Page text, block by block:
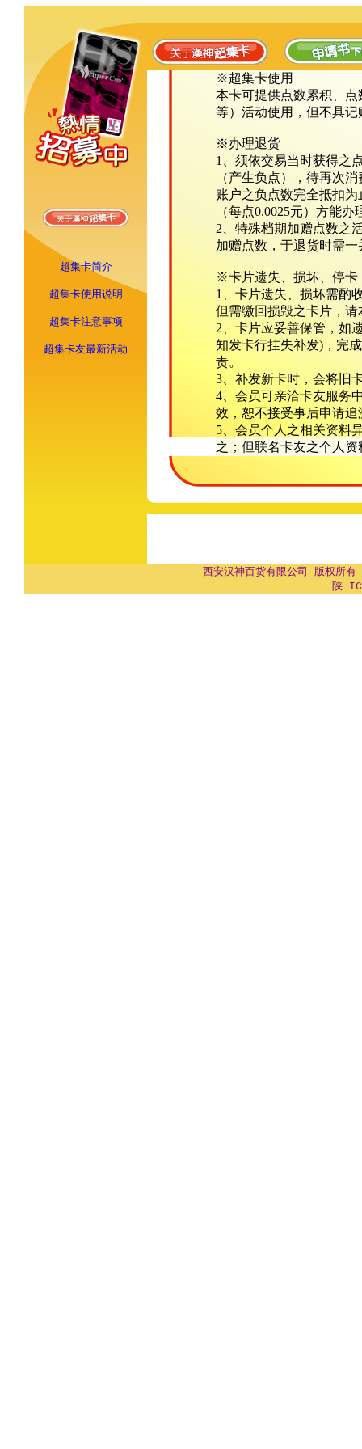
超集卡简介
超集卡使用说明
超集卡注意事项
超集卡友最新活动
※超集卡使用
本卡可提供点数累积、
等）活动使用，但不具
※办理退货
1、须依交易当时获得之
（产生负点），待再次
账户之负点数完全抵扣
（每点0.0025元）方能办
2、特殊档期加赠点数之
加赠点数，于退货时需
※卡片遗失、损坏、停卡
1、卡片遗失、损坏需酌
但需缴回损毁之卡片，
2、卡片应妥善保管，如
知发卡行挂失补发)，完
责。
3、补发新卡时，会将旧
4、会员可亲洽卡友服务
效，恕不接受事后申请追
5、会员个人之相关资料
之；但联名卡友之个人
西安汉神百货有限公司 版
陕